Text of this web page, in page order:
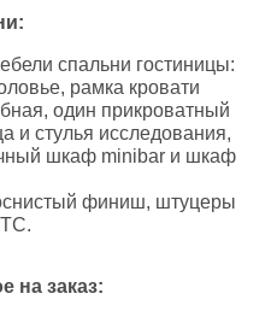
спальни гостиницы:
рамка кровати
один прикроватный
и стулья исследования,
шкаф minibar и шкаф
финиш, штуцеры
на заказ: